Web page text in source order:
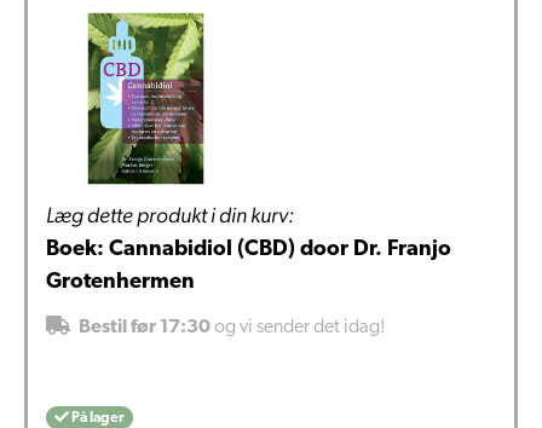
Læg dette produkt i din kurv:
Boek: Cannabidiol (CBD) door Dr. Franjo
Grotenhermen
Bestil før 17:30og vi sender det idag!
På lager